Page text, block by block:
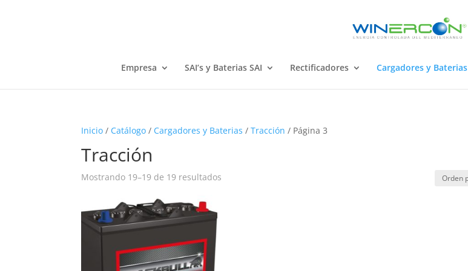
Empresa SAI’s y Baterias SAI Rectificadores Cargadores y Baterias
Inicio / Catálogo / Cargadores y Baterias /Tracción / Página 3
Tracción
Mostrando 19–19 de 19 resultados